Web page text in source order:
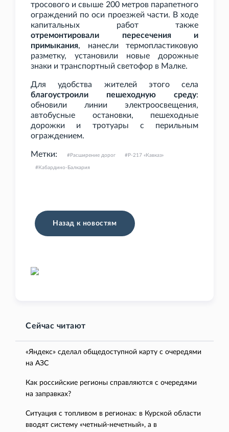
тросового и свыше 200 метров парапетного
ограждений по оси проезжей части. В ходе
капитальных работ также
отремонтировали пересечения и
примыкания, нанесли термопластиковую
разметку, установили новые дорожные
знаки и транспортный светофор в Малке.
Для удобства жителей этого села
благоустроили пешеходную среду:
обновили линии электроосвещения,
автобусные остановки, пешеходные
дорожки и тротуары с перильным
ограждением.
Метки: Расширение дорог Р-217 «Кавказ»
Кабардино-Балкария
Назад к новостям
Сейчас читают
«Яндекс» сделал общедоступной карту с очередями
на АЗС
Как российские регионы справляются с очередями
на заправках?
Ситуация с топливом в регионах: в Курской области
вводят систему «четный-нечетный», а в